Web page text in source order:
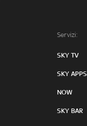
Servizi:
SKY TV
SKY APPS
NOW
SKY BAR